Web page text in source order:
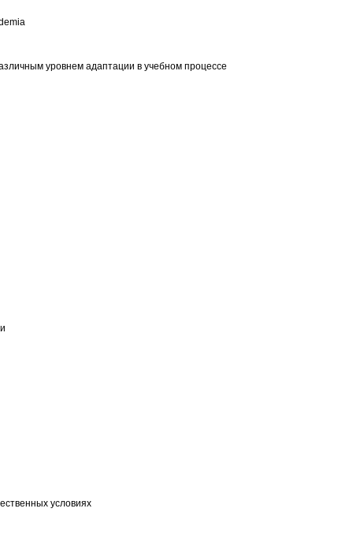
уровнем адаптации в учебном процессе
условиях